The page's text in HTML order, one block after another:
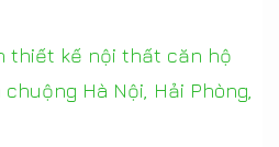
thiết kế nội thất căn hộ
Hà Nội, Hải Phòng,